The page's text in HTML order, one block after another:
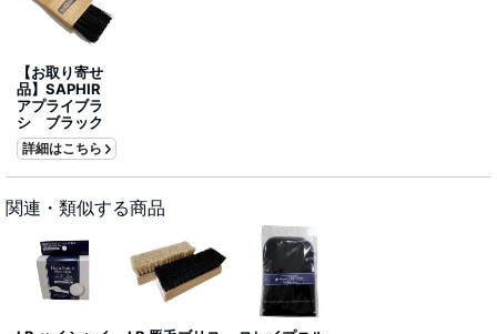
【お取り寄せ
品】SAPHIR
アプライブラ
シ ブラック
詳細はこちら
関連・類似する商品